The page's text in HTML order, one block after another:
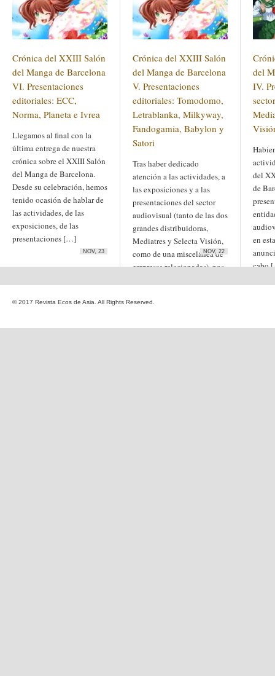
reinvención de un género
Yissen«Recuerdos de la
Alhambra» y la reinvención
de un género
Oscar Darío Rivero Gálvez
Japón conquista Okinawa
de Kutani
Name *en«Recuerdos de
reinvención de un género
Etiquetas
animación anime arte
arte contemporáneo arte
japonés barcelona bl
boys'loveChina
cine Cine chino cine indio
Cine japonés coreaCorea
del Sur crítica cómic
especial
estados unidos
exposición fotografía
hong
kong India irán islam
japonismo japón
literatura manga Meiji
Crónica del XXIII Salón
del Manga de Barcelona
VI. Presentaciones
editoriales: ECC,
Norma, Planeta e Ivrea
Llegamos al final con la
última entrega de nuestra
crónica sobre el XXIII Salón
del Manga de Barcelona.
Desde su celebración, hemos
tenido ocasión de hablar de
las actividades, de las
exposiciones, de las
presentaciones […]
NOV, 23
Crónica del XXIII Salón
del Manga de Barcelona
V. Presentaciones
editoriales: Tomodomo,
Letrablanka, Milkyway,
Fandogamia, Babylon y
Satori
Tras haber dedicado
atención a las actividades, a
las exposiciones y a las
presentaciones del sector
audiovisual (tanto de las dos
grandes distribuidoras,
Mediatres y Selecta Visión,
como de una miscelánea de
empresas relacionadas), nos
NOV, 22
del
IV.
del
de
en
cabo
© 2017 Revista Ecos de Asia. All Rights Reserved.